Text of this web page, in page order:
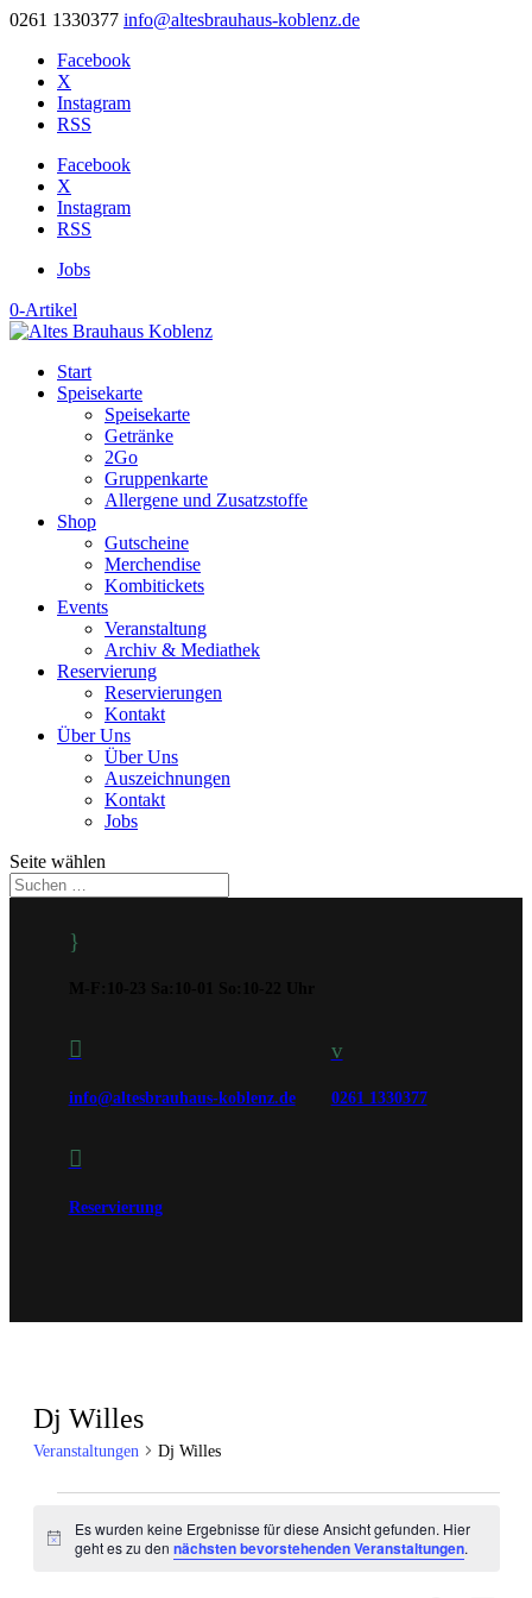
0261 1330377 info@altesbrauhaus-koblenz.de
Facebook
X
Instagram
RSS
Facebook
X
Instagram
RSS
Jobs
0-Artikel
Start
Speisekarte
Speisekarte
Getränke
2Go
Gruppenkarte
Allergene und Zusatzstoffe
Shop
Gutscheine
Merchendise
Kombitickets
Events
Veranstaltung
Archiv & Mediathek
Reservierung
Reservierungen
Kontakt
Über Uns
Über Uns
Auszeichnungen
Kontakt
Jobs
Seite wählen
}

info@altesbrauhaus-koblenz.de
v
0261 1330377

Reservierung
Dj Willes
Veranstaltungen Dj Willes
Hinweis
Es wurden keine Ergebnisse für diese Ansicht gefunden. Hier
geht es zu den nächsten bevorstehenden Veranstaltungen.